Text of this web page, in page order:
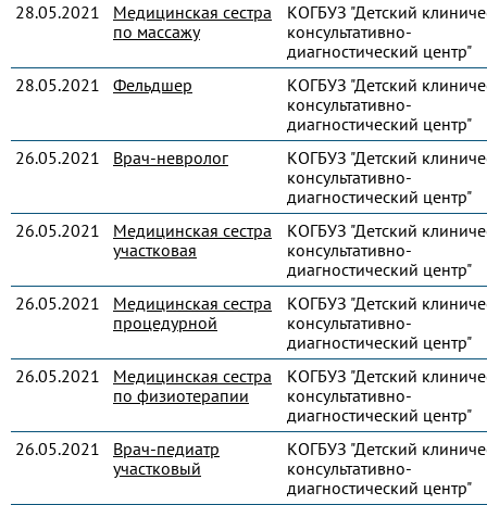
28.05.2021
Медицинская сестра
по массажу
КОГБУЗ "Детский
консультативно-
диагностический центр"
28.05.2021
Фельдшер
КОГБУЗ "Детский
консультативно-
диагностический центр"
26.05.2021
Врач-невролог
КОГБУЗ "Детский
консультативно-
диагностический центр"
26.05.2021
Медицинская сестра
участковая
КОГБУЗ "Детский
консультативно-
диагностический центр"
26.05.2021
Медицинская сестра
процедурной
КОГБУЗ "Детский
консультативно-
диагностический центр"
26.05.2021
Медицинская сестра
по физиотерапии
КОГБУЗ "Детский
консультативно-
диагностический центр"
26.05.2021
Врач-педиатр
участковый
КОГБУЗ "Детский
консультативно-
диагностический центр"